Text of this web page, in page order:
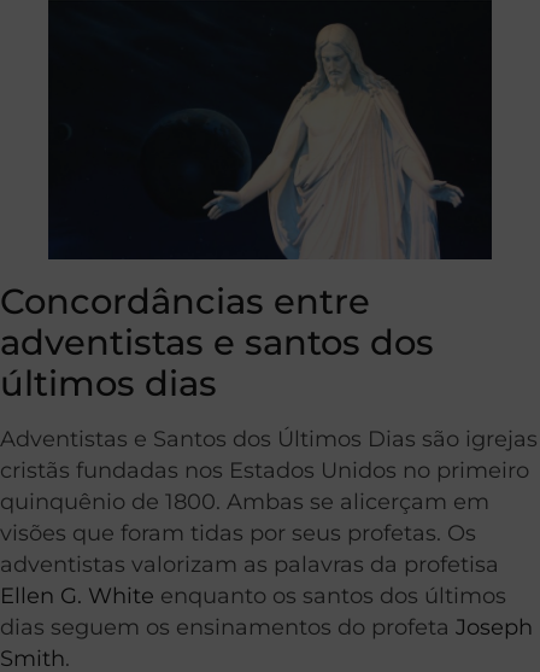
Concordâncias entre
adventistas e santos dos
últimos dias
Adventistas e Santos dos Últimos Dias são igrejas
cristãs fundadas nos Estados Unidos no primeiro
quinquênio de 1800. Ambas se alicerçam em
visões que foram tidas por seus profetas. Os
adventistas valorizam as palavras da profetisa
Ellen G. White enquanto os santos dos últimos
dias seguem os ensinamentos do profeta Joseph
Smith.